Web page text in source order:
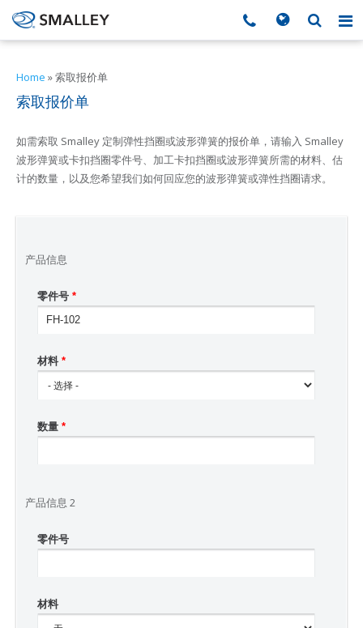
Search form
搜索
Home »索取报价单
索取报价单
如需索取 Smalley 定制弹性挡圈或波形弹簧的报价单，请输入 Smalley
波形弹簧或卡扣挡圈零件号、加工卡扣挡圈或波形弹簧所需的材料、估
计的数量，以及您希望我们如何回应您的波形弹簧或弹性挡圈请求。
产品信息
零件号 *
材料 *
数量 *
产品信息 2
零件号
材料